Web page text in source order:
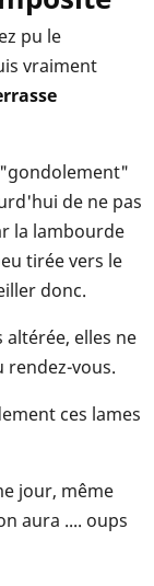
pu le
vraiment
de ne pas
la lambourde
tirée vers le
donc.
altérée, elles ne
rendez-vous.
ces lames
jour, même
aura .... oups